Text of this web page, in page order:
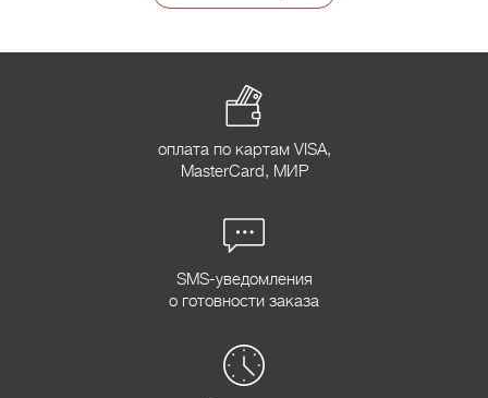
оплата по картам VISA,
MasterCard, МИР
SMS-уведомления
о готовности заказа